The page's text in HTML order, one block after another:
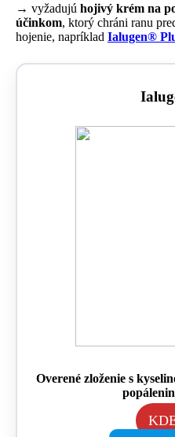
→ vyžadujú hojivý krém na
účinkom, ktorý chráni ranu
hojenie, napríklad Ialugen®
Overené zloženie s